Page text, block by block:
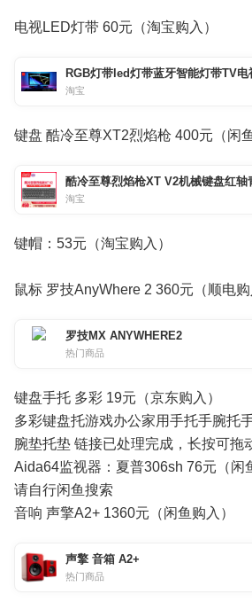
电视LED灯带 60元（淘宝购入）
淘宝
键盘 酷冷至尊XT2烈焰枪 400元（闲
淘宝
键帽：53元（淘宝购入）
鼠标 罗技AnyWhere 2 360元（顺电购
罗技MX ANYWHERE2
热门商品
键盘手托 多彩 19元（京东购入）
多彩键盘托游戏办公家用手托手腕托
腕垫托垫 链接已处理完成，长按可拖
Aida64监视器：夏普306sh 76元（闲
请自行闲鱼搜索
音响 声擎A2+ 1360元（闲鱼购入）
声擎 音箱 A2+
热门商品